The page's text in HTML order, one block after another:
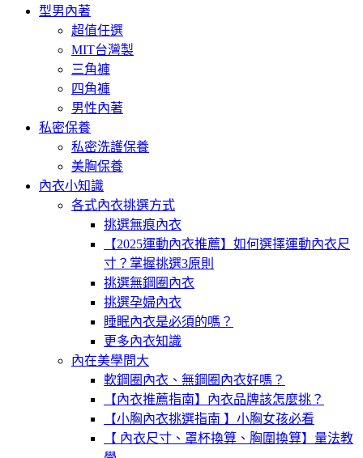
型男內著
超值任選
MIT台灣製
三角褲
四角褲
男性內著
私密保養
私密洗護保養
美胸保養
內衣小知識
各式內衣挑選方式
挑選無痕內衣
【2025運動內衣推薦】如何選擇運動內衣尺
寸？掌握挑選3原則
挑選無鋼圈內衣
挑選孕婦內衣
睡眠內衣是必須的嗎？
更多內衣知識
內在美學問大
軟鋼圈內衣、無鋼圈內衣好嗎？
【內衣推薦指南】內衣品牌該怎麼挑？
【小胸內衣挑選指南 】小胸女孩必看
【 內衣尺寸、罩杯換算、胸圍換算】量法教